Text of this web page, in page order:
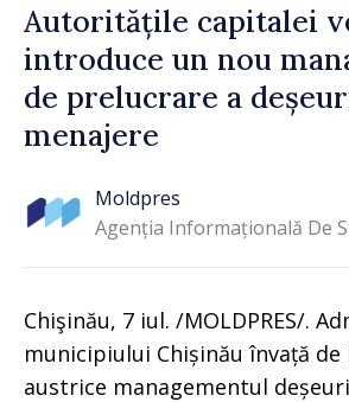
Autoritățile capitalei
introduce un nou
de prelucrare a
menajere
Moldpres
Agenția Informațională De
Chişinău, 7 iul. /MOLDPRES/.
municipiului Chișinău învață
austrice managementul